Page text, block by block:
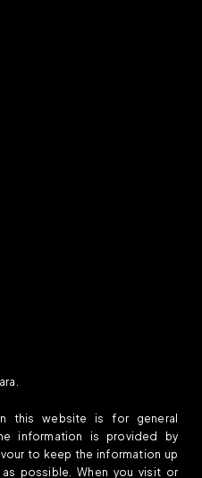
this website is for general
information is provided by
to keep the information up
possible. When you visit or